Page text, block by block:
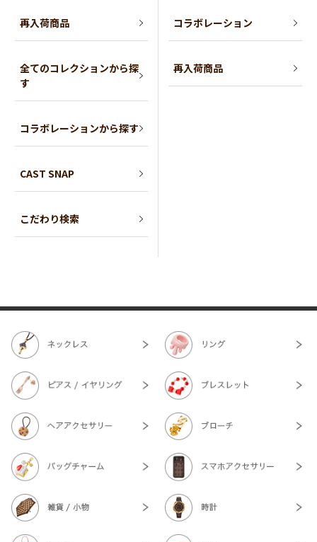
再入荷商品
全てのコレクションから探
す
コラボレーションから探す
CAST SNAP
こだわり検索
コラボレーション
再入荷商品